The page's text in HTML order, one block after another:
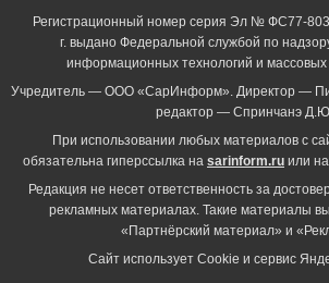
Регистрационный номер серия Эл № ФС77-
г. выдано Федеральной службой по
информационных технологий и массовых
Учредитель — ООО «СарИнформ». Директор —
редактор — Спринчанэ Д.Ю.
При использовании любых материалов с
обязательна гиперссылка на sarinform.ru или
Редакция не несет ответственность за
рекламных материалах. Такие материалы
«Партнёрский материал» и
Сайт использует Cookie и сервиc